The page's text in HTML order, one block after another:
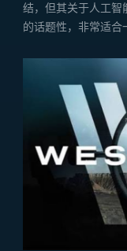
结，但其关于人工智
的话题性，非常适合